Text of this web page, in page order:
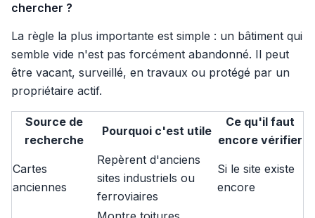
chercher ?
La règle la plus importante est simple : un bâtiment qui
semble vide n'est pas forcément abandonné. Il peut
être vacant, surveillé, en travaux ou protégé par un
propriétaire actif.
Source de
recherche
Pourquoi c'est utile
Ce qu'il faut
encore vérifier
Cartes
anciennes
Repèrent d'anciens
sites industriels ou
ferroviaires
Si le site existe
encore